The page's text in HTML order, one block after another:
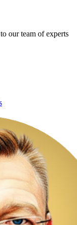
our team of experts